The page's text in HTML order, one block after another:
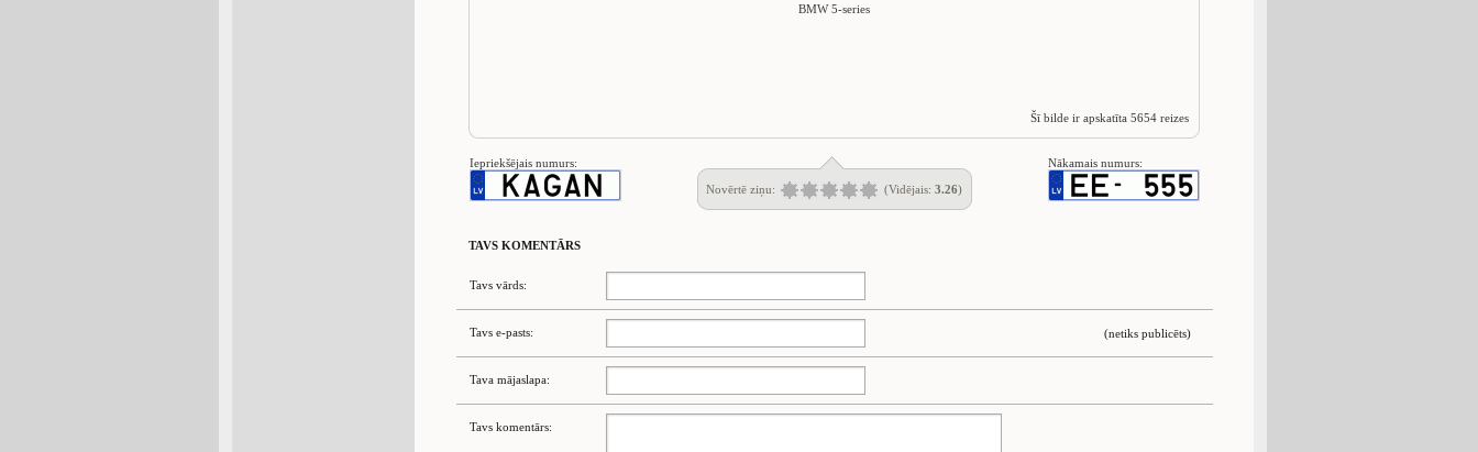
BMW 5-series
Šī bilde ir apskatīta 5654 reizes
Iepriekšējais numurs:
Nākamais numurs:
Novērtē ziņu:
(Vidējais: 3.26)
TAVS KOMENTĀRS
Tavs vārds:
(netiks publicēts)
Tavs e-pasts:
Tava mājaslapa:
Tavs komentārs: